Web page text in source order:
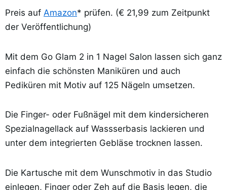
Preis auf Amazon* prüfen. (€ 21,99 zum Zeitpunkt
der Veröffentlichung)
Mit dem Go Glam 2 in 1 Nagel Salon lassen sich ganz
einfach die schönsten Maniküren und auch
Pediküren mit Motiv auf 125 Nägeln umsetzen.
Die Finger- oder Fußnägel mit dem kindersicheren
Spezialnagellack auf Wassserbasis lackieren und
unter dem integrierten Gebläse trocknen lassen.
Die Kartusche mit dem Wunschmotiv in das Studio
einlegen, Finger oder Zeh auf die Basis legen, die